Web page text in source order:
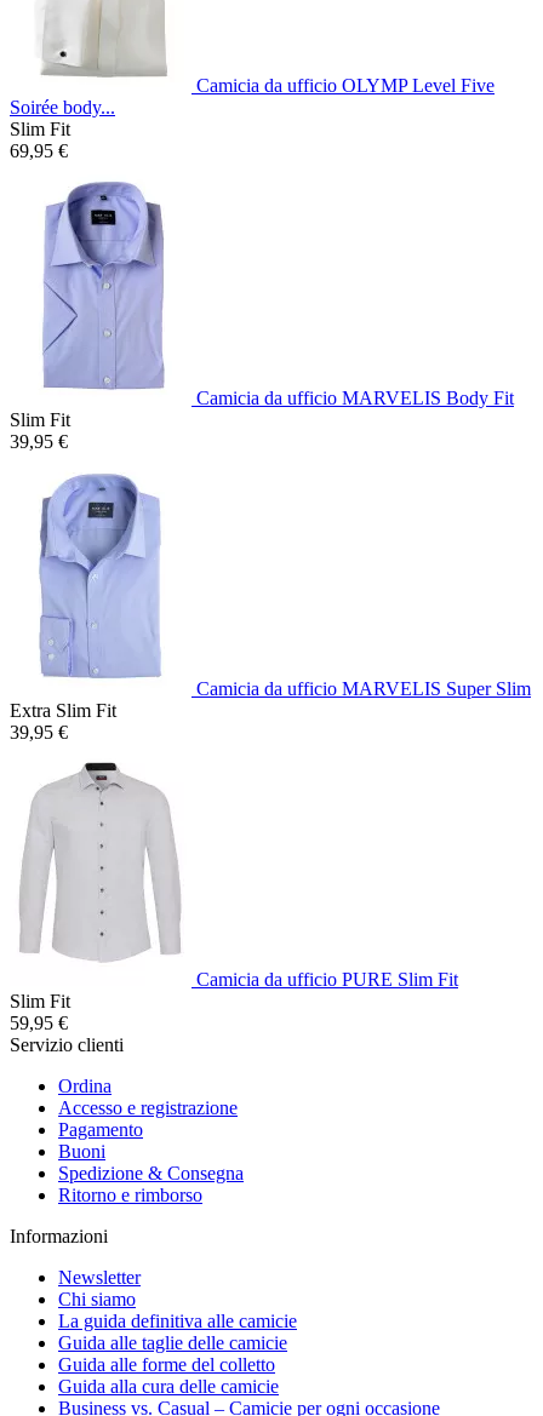
Camicia da ufficio OLYMP Level Five
Soirée body...
Slim Fit
69,95 €
Camicia da ufficio MARVELIS Body Fit
Slim Fit
39,95 €
Camicia da ufficio MARVELIS Super Slim
Extra Slim Fit
39,95 €
Camicia da ufficio PURE Slim Fit
Slim Fit
59,95 €
Servizio clienti
Ordina
Accesso e registrazione
Pagamento
Buoni
Spedizione & Consegna
Ritorno e rimborso
Informazioni
Newsletter
Chi siamo
La guida definitiva alle camicie
Guida alle taglie delle camicie
Guida alle forme del colletto
Guida alla cura delle camicie
Business vs. Casual – Camicie per ogni occasione